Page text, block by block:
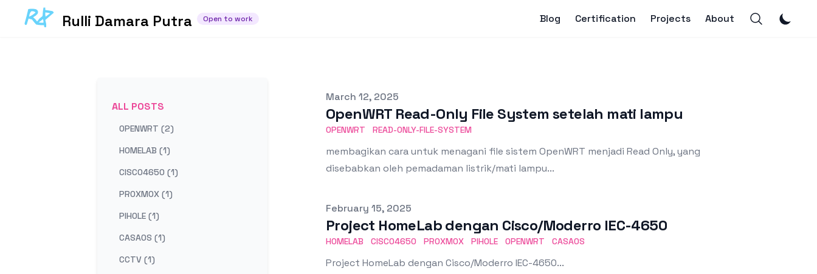
Rulli Damara Putra Open to work Blog Certification Projects About
ALL POSTS
OPENWRT (2)
HOMELAB (1)
CISCO4650 (1)
PROXMOX (1)
PIHOLE (1)
CASAOS (1)
CCTV (1)
Published on
March 12, 2025
OpenWRT Read-Only File System setelah mati lampu
OPENWRT READ-ONLY-FILE-SYSTEM
membagikan cara untuk menagani file sistem OpenWRT menjadi Read Only, yang
disebabkan oleh pemadaman listrik/mati lampu...
Published on
February 15, 2025
Project HomeLab dengan Cisco/Moderro IEC-4650
HOMELAB CISCO4650 PROXMOX PIHOLE OPENWRT CASAOS
Project HomeLab dengan Cisco/Moderro IEC-4650...